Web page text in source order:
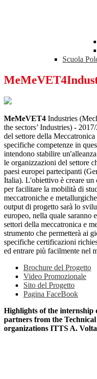
Scuola
MeMeVET4 Industries
the sectors’ Industries) -
del settore della
specifiche competenze in
intendono stabilire
le organizzazioni del settore
paesi europei partecipanti
Italia). L'obiettivo è creare un
per facilitare la mobilità di
meccatroniche e
output di progetto sarà lo
europeo, nella quale saranno
settori della meccatronica e
strumento che permetterà ai
specifiche certificazioni
ed entrare più facilmente nel
Brochure del Progetto
Video Promozionale
Sito del Progetto
Pagina FaceBook
Highlights of the internship
partners from the
organizations ITTS A.